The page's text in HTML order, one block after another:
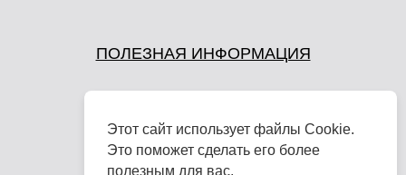
ПОЛЕЗНАЯ ИНФОРМАЦИЯ
Этот сайт использует файлы Cookie.
Это поможет сделать его более
полезным для вас.